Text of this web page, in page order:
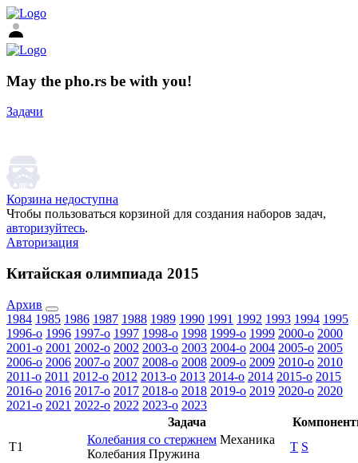
May the pho.rs be with you!
Задачи
Корзина недоступна
Чтобы пользоваться корзиной для создания наборов задач,
авторизуйтесь.
Авторизация
Китайская олимпиада 2015
Архив
1984 1985 1986 1987 1988 1989 1990 1991 1992 1993 1994 1995
1996-o 1996 1997-o 1997 1998-o 1998 1999-o 1999 2000-o 2000
2001-o 2001 2002-o 2002 2003-o 2003 2004-o 2004 2005-o 2005
2006-o 2006 2007-o 2007 2008-o 2008 2009-o 2009 2010-o 2010
2011-o 2011 2012-o 2012 2013-o 2013 2014-o 2014 2015-o 2015
2016-o 2016 2017-o 2017 2018-o 2018 2019-o 2019 2020-o 2020
2021-o 2021 2022-o 2022 2023-o 2023
Задача
T1
Колебания со стержнем Механика
Колебания Пружина
T S